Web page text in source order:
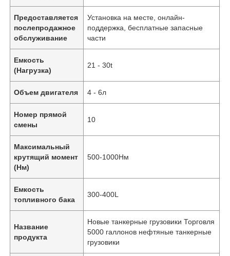
Главная страница
Предоставляется
послепродажное
обслуживание
Установка на месте, онлайн-
поддержка, бесплатные запасные
части
Емкость
(Нагрузка)
21 - 30t
Объем двигателя 4 - 6л
Номер прямой
смены
10
Максимальный
крутящий момент
(Нм)
500-1000Нм
Емкость
топливного бака
300-400L
Название
продукта
Новые танкерные грузовики Торговля
5000 галлонов нефтяные танкерные
грузовики